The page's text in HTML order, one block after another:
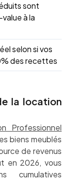
sont
à la
selon si vos
des recettes
la location
Professionnel
biens meublés
de revenus
en 2026, vous
cumulatives